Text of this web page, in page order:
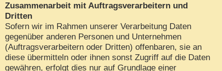
Zusammenarbeit mit Auftragsverarbeitern und
Dritten
Sofern wir im Rahmen unserer Verarbeitung Daten
gegenüber anderen Personen und Unternehmen
(Auftragsverarbeitern oder Dritten) offenbaren, sie an
diese übermitteln oder ihnen sonst Zugriff auf die Daten
gewähren, erfolgt dies nur auf Grundlage einer